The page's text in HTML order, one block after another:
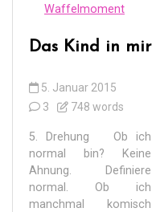
Waffelmoment
Das Kind in mir
5. Januar 2015
3
748 words
5. Drehung Ob ich
normal bin? Keine
Ahnung. Definiere
normal. Ob ich
manchmal komisch